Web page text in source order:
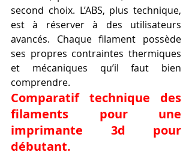
second choix. L’ABS, plus technique,
est à réserver à des utilisateurs
avancés. Chaque filament possède
ses propres contraintes thermiques
et mécaniques qu’il faut bien
comprendre.
Comparatif technique des
filaments pour une
imprimante 3d pour
débutant.